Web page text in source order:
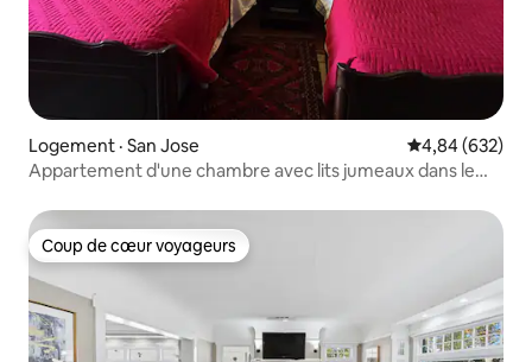
Logement · San Jose Note
4,84 (632)
Appartement d'une chambre avec lits jumeaux dans le
Coup de cœur voyageurs
Coup de cœur voyageurs